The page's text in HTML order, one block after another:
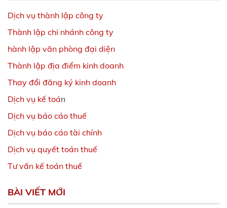
Dịch vụ thành lập công ty
Thành lập chi nhánh công ty
hành lập văn phòng đại diện
Thành lập địa điểm kinh doanh
Thay đổi đăng ký kinh doanh
Dịch vụ kế toán
Dịch vụ báo cáo thuế
Dịch vụ báo cáo tài chính
Dịch vụ quyết toán thuế
Tư vấn kế toán thuế
BÀI VIẾT MỚI